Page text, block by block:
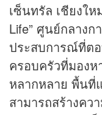
เซ็นทรัล เชียงใ
Life” ศูนย์กลาง
ประสบการณ์ที่ต
ครอบครัวที่มอง
หลากหลาย พื้นที่
สามารถสร้างค